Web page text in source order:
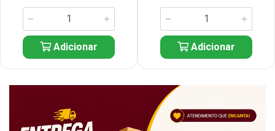
Adicionar Adicionar